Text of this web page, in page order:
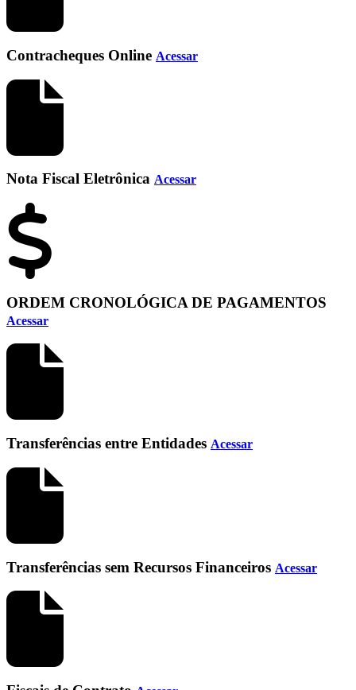
Contracheques Online Acessar
Nota Fiscal Eletrônica Acessar
ORDEM CRONOLÓGICA DE PAGAMENTOS
Acessar
Transferências entre Entidades Acessar
Transferências sem Recursos Financeiros Acessar